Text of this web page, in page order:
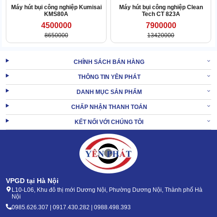
Ít hư hỏng, độ bền cao
Kumisai KMS67 có thiết kế khung thép chắc chắn. Các chi tiết, phụ
kiện máy được dùng inox cao cấp. Nhờ vậy, mang đến khả năng
Máy hút bụi công nghiệp Kumisai
KMS80A
4500000
8650000
Máy hút bụi công nghiệp Clean
Tech CT 823A
7900000
13420000
CHÍNH SÁCH BÁN HÀNG
THÔNG TIN YÊN PHÁT
DANH MỤC SẢN PHẨM
CHẤP NHẬN THANH TOÁN
KẾT NỐI VỚI CHÚNG TÔI
VPGD tại Hà Nội
L10-L06, Khu đô thị mới Dương Nội, Phường Dương Nội, Thành phố Hà
Nội
0985.626.307 | 0917.430.282 | 0988.498.393